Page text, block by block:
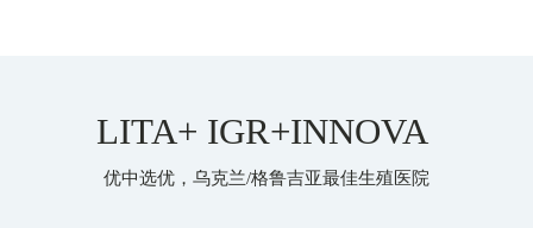
LITA+ IGR+INNOVA
优中选优，乌克兰/格鲁吉亚最佳生殖医院